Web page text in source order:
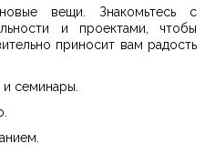
вещи. Знакомьтесь с
и проектами, чтобы
приносит вам радость
семинары.